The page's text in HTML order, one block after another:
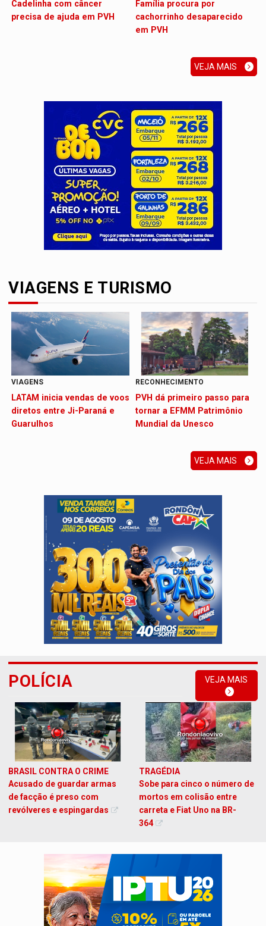
Cadelinha com câncer
precisa de ajuda em PVH
Família procura por
cachorrinho desaparecido
em PVH
VEJA MAIS
VIAGENS E TURISMO
VIAGENS
LATAM inicia vendas de voos
diretos entre Ji-Paraná e
Guarulhos
RECONHECIMENTO
PVH dá primeiro passo para
tornar a EFMM Patrimônio
Mundial da Unesco
VEJA MAIS
POLÍCIA VEJA MAIS
BRASIL CONTRA O CRIME
Acusado de guardar armas
de facção é preso com
revólveres e espingardas
TRAGÉDIA
Sobe para cinco o número de
mortos em colisão entre
carreta e Fiat Uno na BR-
364